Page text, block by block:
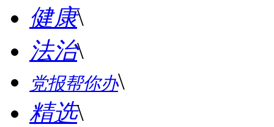
健康\
法治\
党报帮你办\
精选\